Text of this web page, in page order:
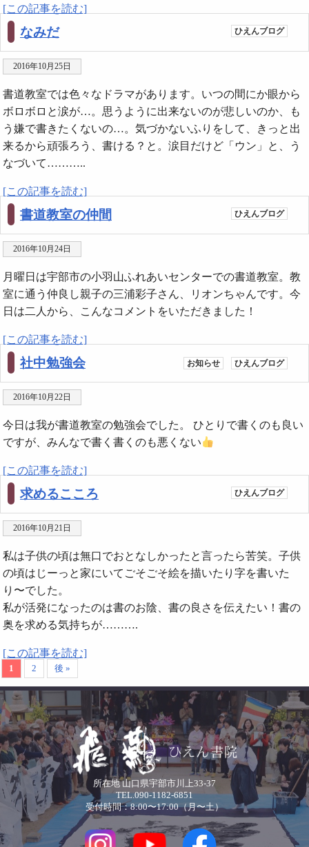
[この記事を読む]
なみだ ひえんブログ
2016年10月25日
書道教室では色々なドラマがあります。いつの間にか眼から
ボロボロと涙が…。思うように出来ないのが悲しいのか、も
う嫌で書きたくないの…。気づかないふりをして、きっと出
来るから頑張ろう、書ける？と。涙目だけど「ウン」と、う
なづいて………..
[この記事を読む]
書道教室の仲間 ひえんブログ
2016年10月24日
月曜日は宇部市の小羽山ふれあいセンターでの書道教室。教
室に通う仲良し親子の三浦彩子さん、リオンちゃんです。今
日は二人から、こんなコメントをいただきました！
[この記事を読む]
社中勉強会 お知らせ ひえんブログ
2016年10月22日
今日は我が書道教室の勉強会でした。 ひとりで書くのも良い
ですが、みんなで書く書くのも悪くない
[この記事を読む]
求めるこころ ひえんブログ
2016年10月21日
私は子供の頃は無口でおとなしかったと言ったら苦笑。子供
の頃はじーっと家にいてごそごそ絵を描いたり字を書いた
り〜でした。
私が活発になったのは書のお陰、書の良さを伝えたい！書の
奥を求める気持ちが……….
[この記事を読む]
1 2 後 »
所在地 山口県宇部市川上33-37
TEL.090-1182-6851
受付時間：8:00〜17:00（月〜土）